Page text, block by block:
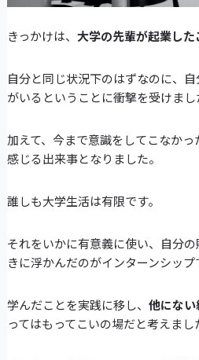
きっかけは、 大学の先輩が起業した
自分と同じ状況下のはずなのに、
がいるということに衝撃を受けまし
加えて、今まで意識をしてこなか
感じる出来事となりました。
誰しも大学生活は有限です。
それをいかに有意義に使い、自分
きに浮かんだのがインターンシップ
学んだことを実践に移し、 他にない
ってはもってこいの場だと考えまし